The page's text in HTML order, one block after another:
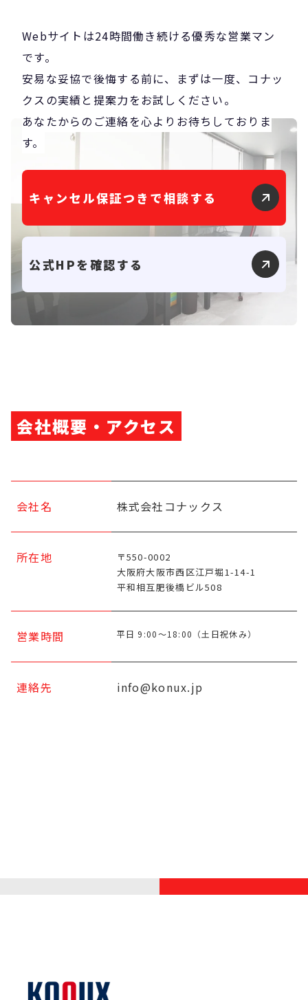
Webサイトは24時間働き続ける優秀な営業マン
です。
安易な妥協で後悔する前に、まずは一度、コナッ
クスの実績と提案力をお試しください。
あなたからのご連絡を心よりお待ちしておりま
す。
キャンセル保証つきで相談する
公式HPを確認する
会社概要・アクセス
会社名 株式会社コナックス
所在地
〒550-0002
大阪府大阪市西区江戸堀1-14-1
平和相互肥後橋ビル508
営業時間 平日 9:00〜18:00（土日祝休み）
連絡先 info@konux.jp